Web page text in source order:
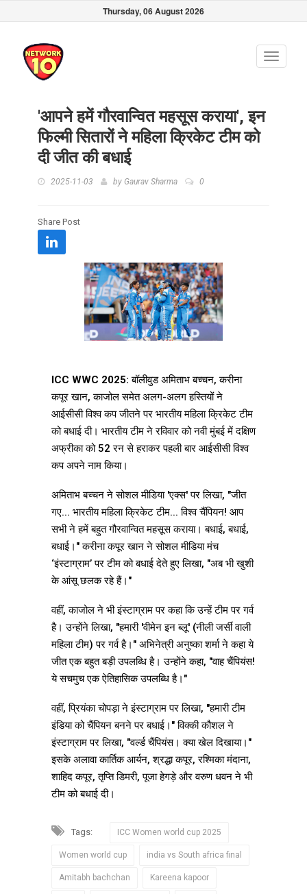
Thursday, 06 August 2026
Toggle
'आपने हमें गौरवान्वित महसूस कराया', इन
फिल्मी सितारों ने महिला क्रिकेट टीम को
दी जीत की बधाई
2025-11-03 by Gaurav Sharma 0
Share Post
ICC WWC 2025: बॉलीवुड अमिताभ बच्चन, करीना
कपूर खान, काजोल समेत अलग-अलग हस्तियों ने
आईसीसी विश्व कप जीतने पर भारतीय महिला क्रिकेट टीम
को बधाई दी। भारतीय टीम ने रविवार को नवी मुंबई में दक्षिण
अफ्रीका को 52 रन से हराकर पहली बार आईसीसी विश्व
कप अपने नाम किया।
अमिताभ बच्चन ने सोशल मीडिया 'एक्स' पर लिखा, "जीत
गए... भारतीय महिला क्रिकेट टीम... विश्व चैंपियन! आप
सभी ने हमें बहुत गौरवान्वित महसूस कराया। बधाई, बधाई,
बधाई।" करीना कपूर खान ने सोशल मीडिया मंच
‘इंस्टाग्राम’ पर टीम को बधाई देते हुए लिखा, "अब भी खुशी
के आंसू छलक रहे हैं।"
वहीं, काजोल ने भी इंस्टाग्राम पर कहा कि उन्हें टीम पर गर्व
है। उन्होंने लिखा, "हमारी 'वीमेन इन ब्लू' (नीली जर्सी वाली
महिला टीम) पर गर्व है।" अभिनेत्री अनुष्का शर्मा ने कहा ये
जीत एक बहुत बड़ी उपलब्धि है। उन्होंने कहा, "वाह चैंपियंस!
ये सचमुच एक ऐतिहासिक उपलब्धि है।"
वहीं, प्रियंका चोपड़ा ने इंस्टाग्राम पर लिखा, "हमारी टीम
इंडिया को चैंपियन बनने पर बधाई।" विक्की कौशल ने
इंस्टाग्राम पर लिखा, "वर्ल्ड चैंपियंस। क्या खेल दिखाया।"
इसके अलावा कार्तिक आर्यन, श्रद्धा कपूर, रश्मिका मंदाना,
शाहिद कपूर, तृप्ति डिमरी, पूजा हेगड़े और वरुण धवन ने भी
टीम को बधाई दी।
Tags: ICC Women world cup 2025
Women world cup india vs South africa final
Amitabh bachchan Kareena kapoor